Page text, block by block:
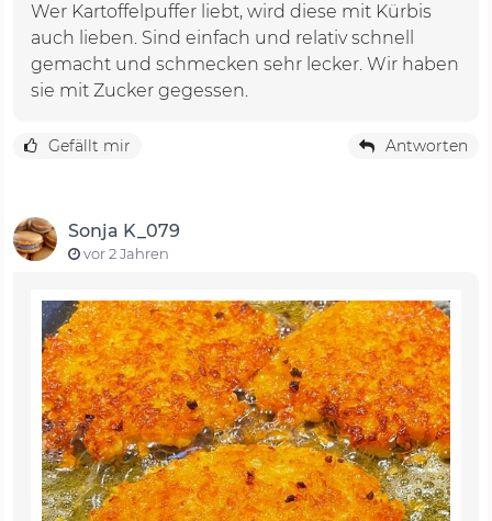
Wer Kartoffelpuffer liebt, wird diese mit Kürbis
auch lieben. Sind einfach und relativ schnell
gemacht und schmecken sehr lecker. Wir haben
sie mit Zucker gegessen.
Gefällt mir Antworten
Sonja K_079
vor 2 Jahren